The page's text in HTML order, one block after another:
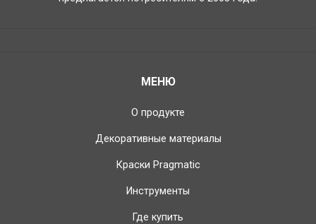
МЕНЮ
О продукте
Декоративные материалы
Краски Pragmatic
Инструменты
Где купить